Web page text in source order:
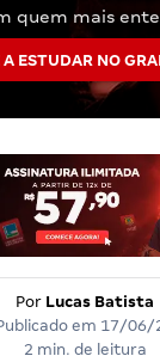
quem mais
A ESTUDAR NO
Por Lucas Batista
em 17/06/
2 min. de leitura